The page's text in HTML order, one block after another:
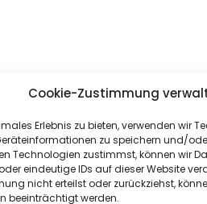
Cookie-Zustimmung
Erlebnis zu bieten, verwenden wir
zu speichern und/
Technologien zustimmst, können wir
eindeutige IDs auf dieser Website
nicht erteilst oder zurückziehst,
beeinträchtigt werden.
Template Sell.